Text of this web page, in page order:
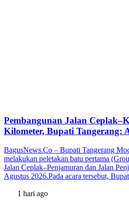
Pembangunan Jalan
Kilometer, Bupati Tangerang:
BagusNews.Co – Bupati Tangerang
melakukan peletakan batu pertama
Jalan Ceplak–Penjamuran dan Jalan
Agustus 2026.Pada acara tersebut,
1 hari ago